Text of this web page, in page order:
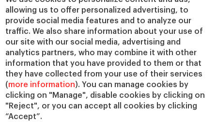
allowing us to offer personalized advertising, to
provide social media features and to analyze our
traffic. We also share information about your use of
our site with our social media, advertising and
analytics partners, who may combine it with other
information that you have provided to them or that
they have collected from your use of their services
(more information). You can manage cookies by
clicking on "Manage", disable cookies by clicking on
"Reject", or you can accept all cookies by clicking
“Accept”.
IESE Insight
IESE Publishing
Colabora con el IESE
Servicios
Biblioteca
Canal de Compliance
Capellanía
IESE Shop
Jobs @IESE
Préstamos y becas